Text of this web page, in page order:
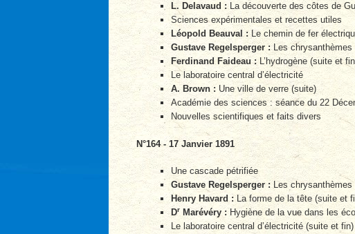
L. Delavaud : La découverte des côtes de
Sciences expérimentales et recettes utiles
Léopold Beauval :Le chemin de fer
Gustave Regelsperger :Les chrysanthèmes
Ferdinand Faideau : L’hydrogène (suite et
Le laboratoire central d’électricité
A. Brown : Une ville de verre (suite)
Académie des sciences : séance du 22
Nouvelles scientifiques et faits divers
N°164 - 17 Janvier 1891
Une cascade pétrifiée
Gustave Regelsperger :Les chrysanthèmes
Henry Havard :La forme de la tête (suite et
Dr Marévéry : Hygiène de la vue dans les
Le laboratoire central d’électricité (suite et fin)